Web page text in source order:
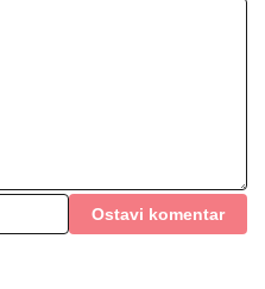
Ostavi komentar